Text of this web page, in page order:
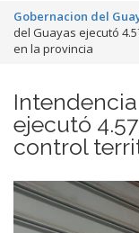
Gobernacion del
del Guayas ejecutó
en la provincia
ejecutó
control